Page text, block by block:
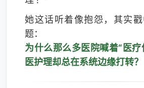
她这话听着像抱怨，其实
题：
为什么那么多医院喊着“医疗
医护理却总在系统边缘打转？